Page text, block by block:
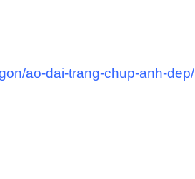
ao-dai-trang-chup-anh-dep/